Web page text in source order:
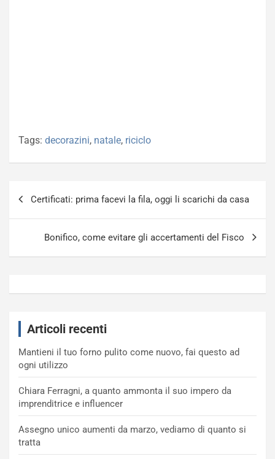
Tags: decorazini, natale, riciclo
Certificati: prima facevi la fila, oggi li scarichi da casa
Bonifico, come evitare gli accertamenti del Fisco
Articoli recenti
Mantieni il tuo forno pulito come nuovo, fai questo ad
ogni utilizzo
Chiara Ferragni, a quanto ammonta il suo impero da
imprenditrice e influencer
Assegno unico aumenti da marzo, vediamo di quanto si
tratta